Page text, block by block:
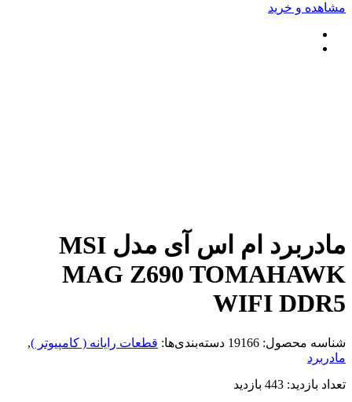
مشاهده و خرید
مادربرد ام اس آی مدل MSI
MAG Z690 TOMAHAWK
WIFI DDR5
شناسه محصول: 19166 دسته‌بندی‌ها: قطعات رایانه ( کامپیوتر ),
مادربرد
تعداد بازدید: 443 بازدید